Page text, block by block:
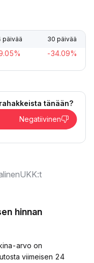
päivää 30 päivää
-34.09%
tänään?
Negatiivinen
UKK:t
hinnan
arvo on
viimeisen 24